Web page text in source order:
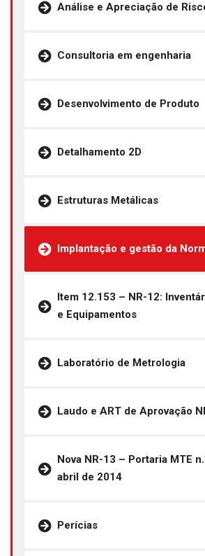
Análise e Apreciação de
Consultoria em engenharia
Desenvolvimento de Produto
Detalhamento 2D
Estruturas Metálicas
Implantação e gestão da
Item 12.153 – NR-12:
e Equipamentos
Laboratório de Metrologia
Laudo e ART de Aprovação
Nova NR-13 – Portaria MTE
abril de 2014
Perícias